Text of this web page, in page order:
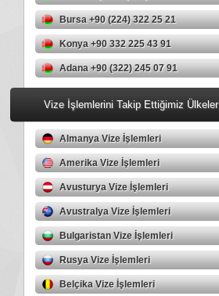
Bursa +90 (224) 322 25 21
Konya +90 332 225 43 91
Adana +90 (322) 245 07 91
Vize İşlemlerini Takip Ettiğimiz Ülkeler
Almanya Vize İşlemleri
Amerika Vize İşlemleri
Avusturya Vize İşlemleri
Avustralya Vize İşlemleri
Bulgaristan Vize İşlemleri
Rusya Vize İşlemleri
Belçika Vize İşlemleri